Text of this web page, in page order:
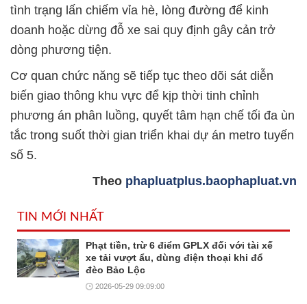
tình trạng lấn chiếm vỉa hè, lòng đường để kinh
doanh hoặc dừng đỗ xe sai quy định gây cản trở
dòng phương tiện.
Cơ quan chức năng sẽ tiếp tục theo dõi sát diễn
biến giao thông khu vực để kịp thời tinh chỉnh
phương án phân luồng, quyết tâm hạn chế tối đa ùn
tắc trong suốt thời gian triển khai dự án metro tuyến
số 5.
Theo phapluatplus.baophapluat.vn
TIN MỚI NHẤT
Phạt tiền, trừ 6 điểm GPLX đối với tài xế
xe tải vượt ẩu, dùng điện thoại khi đổ
đèo Bảo Lộc
2026-05-29 09:09:00